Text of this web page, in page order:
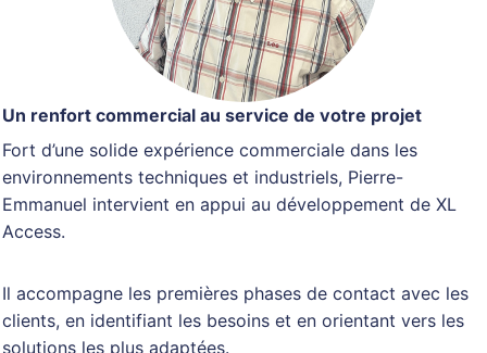
Un renfort commercial au service de votre projet
Fort d’une solide expérience commerciale dans les
environnements techniques et industriels, Pierre-
Emmanuel intervient en appui au développement de XL
Access.
Il accompagne les premières phases de contact avec les
clients, en identifiant les besoins et en orientant vers les
solutions les plus adaptées.